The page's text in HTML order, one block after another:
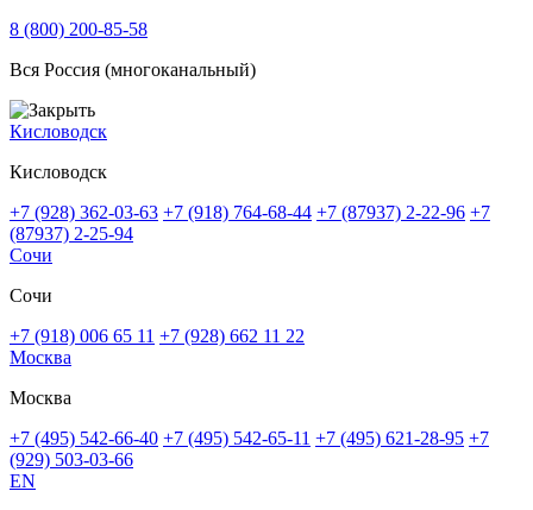
8 (800) 200-85-58
Вся Россия (многоканальный)
Кисловодск
Кисловодск
+7 (928) 362-03-63 +7 (918) 764-68-44 +7 (87937) 2-22-96 +7
(87937) 2-25-94
Сочи
Сочи
+7 (918) 006 65 11 +7 (928) 662 11 22
Москва
Москва
+7 (495) 542-66-40 +7 (495) 542-65-11 +7 (495) 621-28-95 +7
(929) 503-03-66
EN